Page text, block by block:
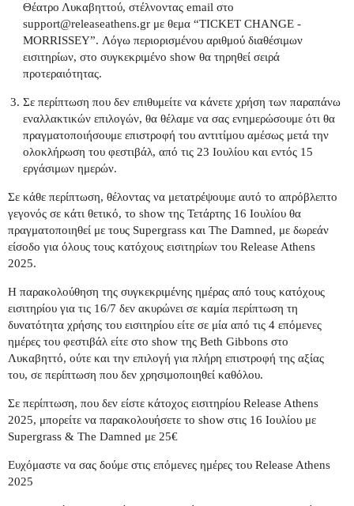
Θέατρο Λυκαβηττού, στέλνοντας email στο
support@releaseathens.gr με θεμα “TICKET CHANGE -
MORRISSEY”. Λόγω περιορισμένου αριθμού διαθέσιμων
εισιτηρίων, στο συγκεκριμένο show θα τηρηθεί σειρά
προτεραιότητας.
Σε περίπτωση που δεν επιθυμείτε να κάνετε χρήση των παραπάνω
εναλλακτικών επιλογών, θα θέλαμε να σας ενημερώσουμε ότι θα
πραγματοποιήσουμε επιστροφή του αντιτίμου αμέσως μετά την
ολοκλήρωση του φεστιβάλ, από τις 23 Ιουλίου και εντός 15
εργάσιμων ημερών.
Σε κάθε περίπτωση, θέλοντας να μετατρέψουμε αυτό το απρόβλεπτο
γεγονός σε κάτι θετικό, το show της Τετάρτης 16 Ιουλίου θα
πραγματοποιηθεί με τους Supergrass και The Damned, με δωρεάν
είσοδο για όλους τους κατόχους εισιτηρίων του Release Athens
2025.
Η παρακολούθηση της συγκεκριμένης ημέρας από τους κατόχους
εισιτηρίου για τις 16/7 δεν ακυρώνει σε καμία περίπτωση τη
δυνατότητα χρήσης του εισιτηρίου είτε σε μία από τις 4 επόμενες
ημέρες του φεστιβάλ είτε στο show της Beth Gibbons στο
Λυκαβηττό, ούτε και την επιλογή για πλήρη επιστροφή της αξίας
του, σε περίπτωση που δεν χρησιμοποιηθεί καθόλου.
Σε περίπτωση, που δεν είστε κάτοχος εισιτηρίου Release Athens
2025, μπορείτε να παρακολουήσετε το show στις 16 Ιουλίου με
Supergrass & The Damned με 25€
Ευχόμαστε να σας δούμε στις επόμενες ημέρες του Release Athens
2025